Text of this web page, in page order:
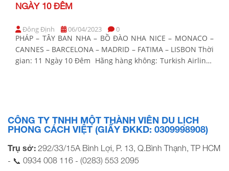
NGÀY 10 ĐÊM
Đông Định 06/04/2023 0
PHÁP – TÂY BAN NHA – BỒ ĐÀO NHA NICE – MONACO –
CANNES – BARCELONA – MADRID – FATIMA – LISBON Thời
gian: 11 Ngày 10 Đêm Hãng hàng không: Turkish Airlines
CÔNG TY TNHH MỘT THÀNH VIÊN DU LỊCH
PHONG CÁCH VIỆT (GIẤY ĐKKD: 0309998908)
Trụ sở: 292/33/15A Bình Lợi, P. 13, Q.Bình Thạnh, TP HCM
- 📞 0934 008 116 - (0283) 553 2095